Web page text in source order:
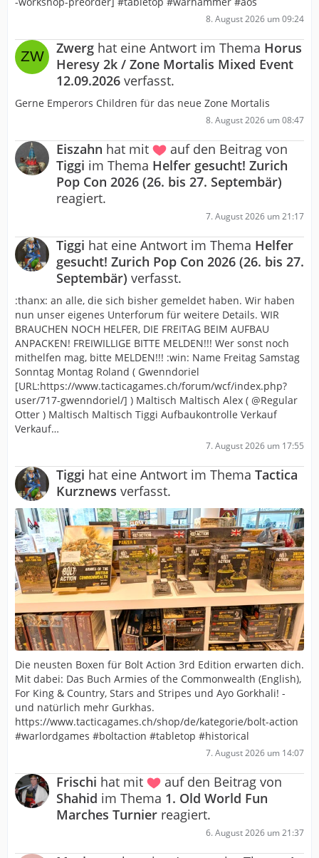
8. August 2026 um 09:24
Zwerg hat eine Antwort im Thema Horus
Heresy 2k / Zone Mortalis Mixed Event
12.09.2026 verfasst.
Gerne Emperors Children für das neue Zone Mortalis
8. August 2026 um 08:47
Eiszahn hat mit
auf den Beitrag von
Tiggi im Thema Helfer gesucht! Zurich
Pop Con 2026 (26. bis 27. Septembär)
reagiert.
7. August 2026 um 21:17
Tiggi hat eine Antwort im Thema Helfer
gesucht! Zurich Pop Con 2026 (26. bis 27.
Septembär) verfasst.
:thanx: an alle, die sich bisher gemeldet haben. Wir haben
nun unser eigenes Unterforum für weitere Details. WIR
BRAUCHEN NOCH HELFER, DIE FREITAG BEIM AUFBAU
ANPACKEN! FREIWILLIGE BITTE MELDEN!!! Wer sonst noch
mithelfen mag, bitte MELDEN!!! :win: Name Freitag Samstag
Sonntag Montag Roland ( Gwenndoriel
[URL:https://www.tacticagames.ch/forum/wcf/index.php?
user/717-gwenndoriel/] ) Maltisch Maltisch Alex ( @Regular
Otter ) Maltisch Maltisch Tiggi Aufbaukontrolle Verkauf
Verkauf…
7. August 2026 um 17:55
Tiggi hat eine Antwort im Thema Tactica
Kurznews verfasst.
Die neusten Boxen für Bolt Action 3rd Edition erwarten dich.
Mit dabei: Das Buch Armies of the Commonwealth (English),
For King & Country, Stars and Stripes und Ayo Gorkhali! -
und natürlich mehr Gurkhas.
https://www.tacticagames.ch/shop/de/kategorie/bolt-action
#warlordgames #boltaction #tabletop #historical
7. August 2026 um 14:07
Frischi hat mit
auf den Beitrag von
Shahid im Thema 1. Old World Fun
Marches Turnier reagiert.
6. August 2026 um 21:37